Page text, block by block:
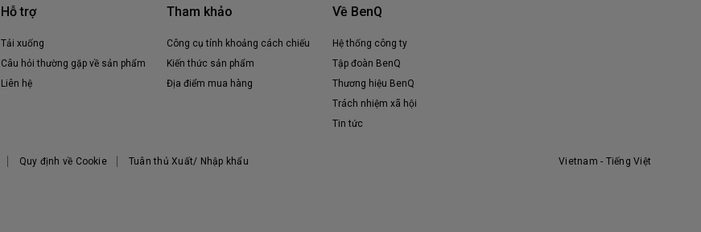
Hỗ trợ
Tải xuống
Câu hỏi thường gặp về sản phẩm
Liên hệ
Tham khảo
Công cụ tính khoảng cách chiếu
Kiến thức sản phẩm
Địa điểm mua hàng
Về BenQ
Hệ thống công ty
Tập đoàn BenQ
Thương hiệu BenQ
Trách nhiệm xã hội
Tin tức
Quy định về Cookie Tuân thủ Xuất/ Nhập khẩu Vietnam - Tiếng Việt